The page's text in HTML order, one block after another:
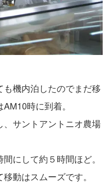
機内泊したのでまだ移
時に到着。
サントアントニオ農場
にして約５時間ほど。
動はスムーズです。